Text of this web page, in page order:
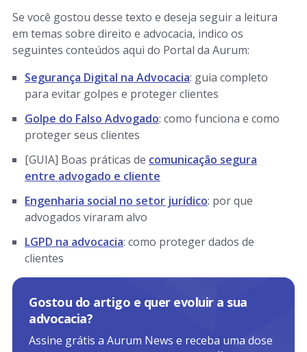
Se você gostou desse texto e deseja seguir a leitura
em temas sobre direito e advocacia, indico os
seguintes conteúdos aqui do Portal da Aurum:
Segurança Digital na Advocacia: guia completo
para evitar golpes e proteger clientes
Golpe do Falso Advogado: como funciona e como
proteger seus clientes
[GUIA] Boas práticas de comunicação segura
entre advogado e cliente
Engenharia social no setor jurídico: por que
advogados viraram alvo
LGPD na advocacia: como proteger dados de
clientes
Gostou do artigo e quer evoluir a sua
advocacia?
Assine grátis a Aurum News e receba uma dose